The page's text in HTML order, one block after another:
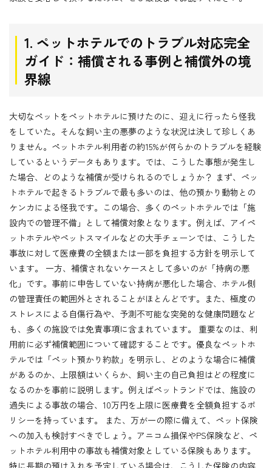
1. ペットホテルでのトラブル対応完全
ガイド：補償される事例と補償外の境
界線
大切なペットをペットホテルに預けたのに、迎えに行ったら怪我
をしていた。そんな飼い主の悪夢のような状況は決して珍しくあ
りません。ペットホテル利用者の約15%が何らかのトラブルを経験
しているというデータもあります。では、こうした事態が発生し
た場合、どのような補償が受けられるのでしょうか？ まず、ペッ
トホテルで起きるトラブルで最も多いのは、他の預かり動物との
ケンカによる怪我です。この場合、多くのペットホテルでは「施
設内での管理不備」として補償対象となります。例えば、アイペ
ットホテルやペットスマイルなどの大手チェーンでは、こうした
事故に対して医療費の全額または一部を負担する方針を明示して
います。 一方、補償されないケースとして多いのが「持病の悪
化」です。事前に申告していない持病が悪化した場合、ホテル側
の管理責任の範囲外とされることがほとんどです。また、極度の
ストレスによる自傷行為や、予測不可能な突発的な健康問題など
も、多くの施設では免責事項に含まれています。 重要なのは、利
用前に必ず補償範囲について確認することです。優良なペットホ
テルでは「ペット預かり約款」を明示し、どのような場合に補償
があるのか、上限額はいくらか、飼い主の自己負担はどの程度に
なるのかを事前に説明します。例えばペットランドでは、施設の
過失による事故の場合、10万円を上限に医療費を全額負担するポ
リシーを持っています。 また、万が一の際に備えて、ペット保険
への加入も検討すべきでしょう。アニコム損保やPS保険など、ペ
ットホテル利用中の事故も補償対象としている保険もあります。
特に長期の預け入れを予定している場合は、こうした保険の内容